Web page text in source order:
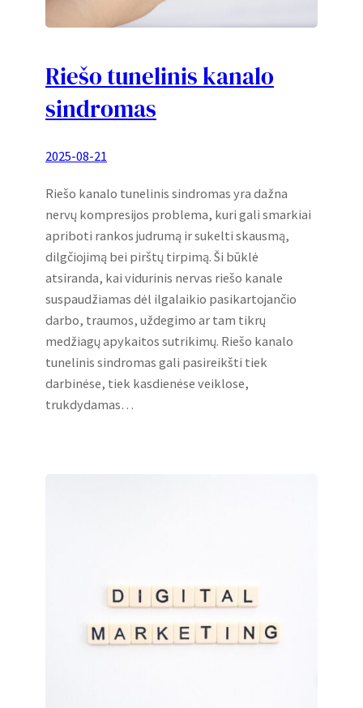
Riešo tunelinis kanalo
sindromas
2025-08-21
Riešo kanalo tunelinis sindromas yra dažna
nervų kompresijos problema, kuri gali smarkiai
apriboti rankos judrumą ir sukelti skausmą,
dilgčiojimą bei pirštų tirpimą. Ši būklė
atsiranda, kai vidurinis nervas riešo kanale
suspaudžiamas dėl ilgalaikio pasikartojančio
darbo, traumos, uždegimo ar tam tikrų
medžiagų apykaitos sutrikimų. Riešo kanalo
tunelinis sindromas gali pasireikšti tiek
darbinėse, tiek kasdienėse veiklose,
trukdydamas…